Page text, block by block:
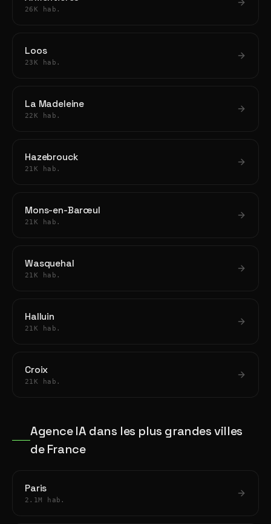
26K hab.
Loos
23K hab.
La Madeleine
22K hab.
Hazebrouck
21K hab.
Mons-en-Barœul
21K hab.
Wasquehal
21K hab.
Halluin
21K hab.
Croix
21K hab.
Agence IA dans les plus grandes villes
de France
Paris
2.1M hab.